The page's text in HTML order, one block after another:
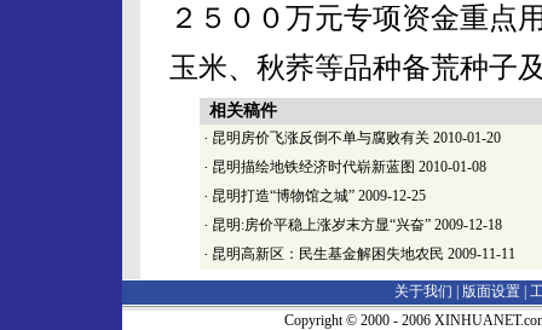
２５００万元专项资金重点
玉米、秋荞等品种备荒种子
相关稿件
· 昆明房价飞涨反倒不单与腐败有关 2010-01-20
· 昆明描绘地铁经济时代崭新蓝图 2010-01-08
· 昆明打造“博物馆之城” 2009-12-25
· 昆明:房价平稳上涨岁末方显“兴奋” 2009-12-18
· 昆明高新区：民生基金解困失地农民 2009-11-11
关于我们 | 版面设置
Copyright © 2000 - 2006